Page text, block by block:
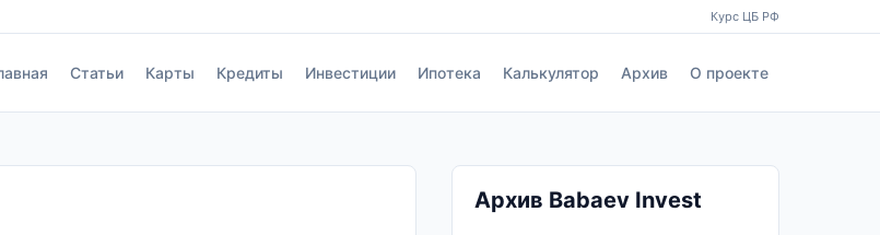
Курс ЦБ РФ
Статьи Карты Кредиты Инвестиции Ипотека Калькулятор Архив О проекте
Архив Babaev Invest